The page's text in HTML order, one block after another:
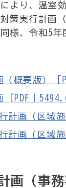
より、温室
策実行計画
様、令和5
概要版）
[PDF｜
計画（区域
計画（区域
画（事